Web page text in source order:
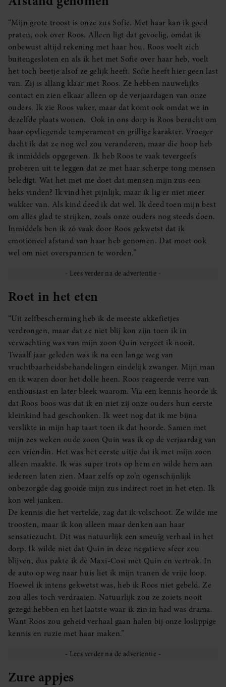
“Mijn grote troost is onze zus Sofie. Met haar kan ik goed
praten, ook over Roos. Alleen ligt dat gevoelig, omdat ik
onbewust altijd rekening met haar hou. Roos voelt zich
buitengesloten en als ik het met Sofie over haar heb, voelt
het toch beetje alsof ze gelijk heeft. Sofie heeft hier geen last
van. Zij is allang klaar met Roos. Ze hebben nauwelijks
contact en zien elkaar alleen op de verjaardagen van onze
ouders. Ik zie Roos vaker, maar dat komt ook omdat we in
dezelfde plaats wonen. Ook in ons dorp is Roos berucht om
haar opvliegende temperament en grillige karakter. Vroeger
dacht ik dat ze nog wel zou veranderen, maar die hoop heb
ik inmiddels opgegeven. Ik heb Roos te vaak tevergeefs
proberen uit te leggen dat ze met haar scherpe tong mensen
beledigt. Wat het met me doet dat mensen mijn zus een
heks vinden? Ik vind het pijnlijk, maar ik lig er niet meer
wakker van. Als kind deed ik dat wel. Ik deed toen mijn best
om alles glad te strijken, zoals onze ouders nog steeds doen.
Inmiddels ben ik zó vaak door Roos gekwetst dat ik
emotioneel afstand van haar heb genomen. Dat moet ook
wel om niet overspannen te worden.”
Roet in het eten
“Uit zelfbescherming heb ik de meeste akkefietjes
verdrongen, maar dat ze niet blij kon zijn toen ik in
verwachting was van mijn zoon Quin vergeet ik nooit.
Twaalf jaar geleden was ik na een lange weg van
vruchtbaarheidsbehandelingen eindelijk zwanger. Mijn man
en ik waren door het dolle heen. Roos reageerde verre van
enthousiast en later bleek waarom. Via een kennis hoorde ik
dat Roos boos was dat ik en niet zij onze ouders hun eerste
kleinkind had geschonken. Ik weet nog dat ik me bijna
verslikte in mijn hap taart toen ik dat hoorde. Samen met
mijn zes weken oude zoon Quin was ik op de verjaardag van
een vriendin. Het was het eerste uitje dat ik met mijn zoon
alleen maakte. Ik was super trots op hem en wilde hem aan
iedereen laten zien. Maar zelfs op zo’n ogenschijnlijk
onbezorgde dag gooide mijn zus indirect roet in het eten. Ik
kon wel janken.
De kennis die het vertelde, zag dat ik volschoot. Ze wilde me
troosten, maar ik kon alleen maar denken aan haar
sensatiezucht. Dit was natuurlijk een smeuïg verhaal in het
dorp. Ik wilde niet dat Quin in deze negatieve sfeer zou
blijven, dus pakte ik de Maxi-Cosi met Quin en vertrok. In
de auto op weg naar huis liet ik mijn tranen de vrije loop.
Hoewel ik intens gekwetst was, heb ik Roos niet gebeld. Ze
zou alles toch verdraaien. Natuurlijk zou ze zoiets nooit
gezegd hebben en het laatste waar ik zin in had was drama.
Want Roos zou geheid verhaal gaan halen bij onze loslippige
kennis en ruzie met haar maken.”
Zure appjes